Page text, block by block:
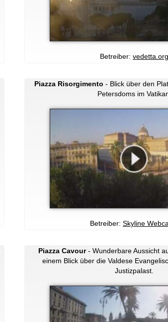
Betreiber: vedetta.org
Piazza Risorgimento - Blick über den
Petersdoms im
Betreiber: Skyline
Piazza Cavour- Wunderbare Aussicht
einem Blick über die Valdese
Justizpalast.